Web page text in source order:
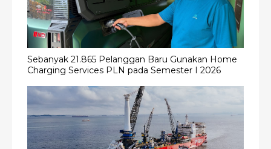
Sebanyak 21.865 Pelanggan Baru Gunakan Home
Charging Services PLN pada Semester I 2026